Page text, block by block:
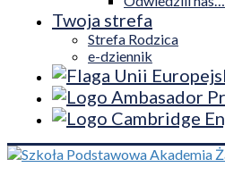
Twoja strefa
Strefa Rodzica
e-dziennik